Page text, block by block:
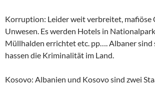
Korruption: Leider weit verbreitet, mafiöse
Unwesen. Es werden Hotels in
Müllhalden errichtet etc. pp…. Albaner sind
hassen die Kriminalität im Land.
Kosovo: Albanien und Kosovo sind zwei